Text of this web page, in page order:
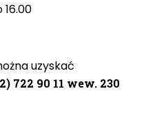
uzyskać
722 90 11 wew. 230